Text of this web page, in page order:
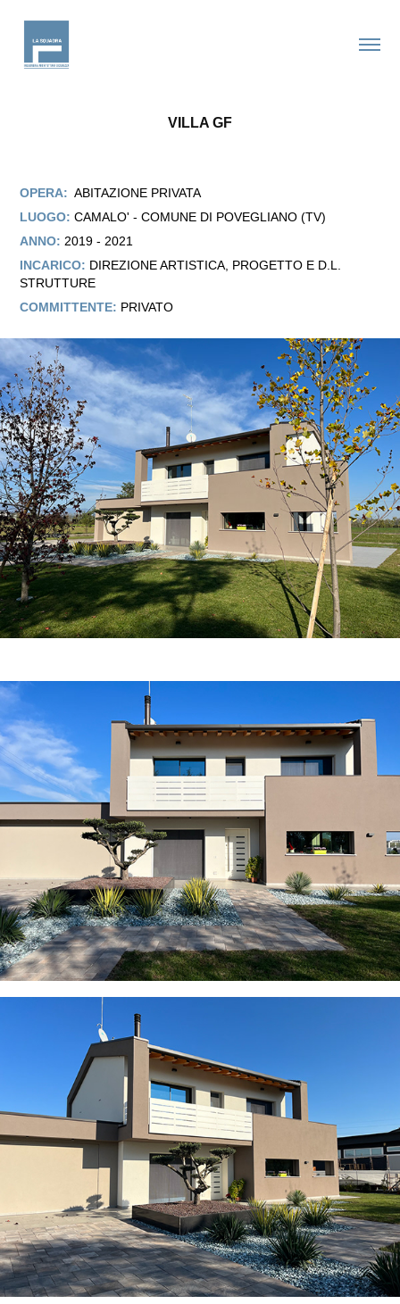
VILLA GF
OPERA: ABITAZIONE PRIVATA
LUOGO: CAMALO' - COMUNE DI POVEGLIANO (TV)
ANNO: 2019 - 2021
INCARICO: DIREZIONE ARTISTICA, PROGETTO E D.L.
STRUTTURE
COMMITTENTE: PRIVATO